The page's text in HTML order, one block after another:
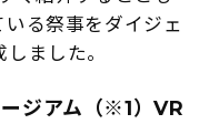
る祭事をダイジェ
ました。
ジアム（※1）VR